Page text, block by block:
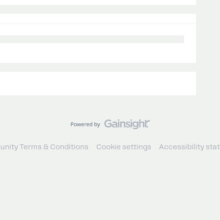
Terms & Conditions Cookie settings Accessibility